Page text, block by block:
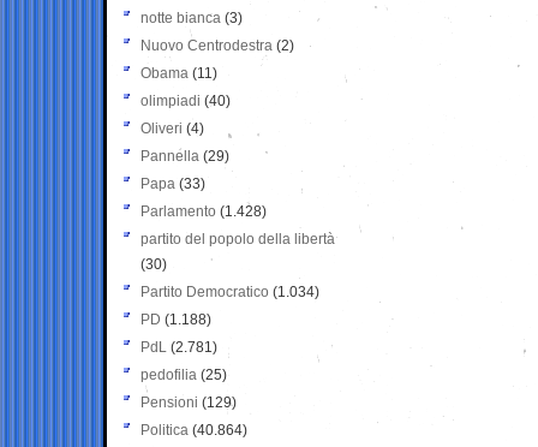
notte bianca (3)
Nuovo Centrodestra (2)
Obama (11)
olimpiadi (40)
Oliveri (4)
Pannella (29)
Papa (33)
Parlamento (1.428)
partito del popolo della libertà
(30)
Partito Democratico (1.034)
PD (1.188)
PdL (2.781)
pedofilia (25)
Pensioni (129)
Politica (40.864)